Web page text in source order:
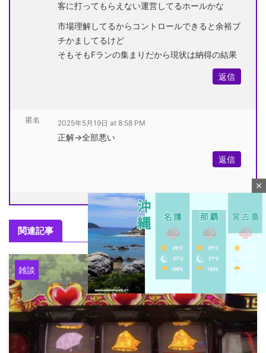
客に打ってもらえない運営してるホールかな
市場理解してるからコントロールできると余裕ブ
チかましてるけど
そもそもFランの集まりだから現状は納得の結果
返信
匿名 2025年5月19日 at 8:58 PM
正解→全部悪い
返信
関連記事
雑談
close
u